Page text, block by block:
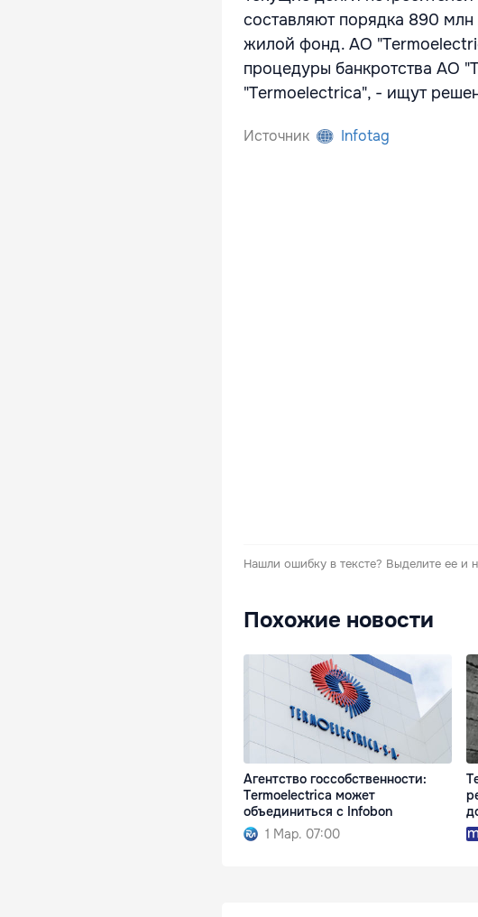
составляют порядка 890
жилой фонд. АО
процедуры банкротства АО
"Termoelectrica", - ищут
Источник Infotag
Нашли ошибку в тексте? Выделите ее и
Похожие новости
Агентство госсобственности:
Termoelectrica может
объединиться с Infobon
1 Мар. 07:00